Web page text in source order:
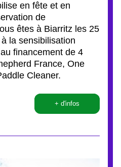
en fête et en
de
êtes à Biarritz les 25
la sensibilisation
financement de 4
France, One
Cleaner.
+ d'infos